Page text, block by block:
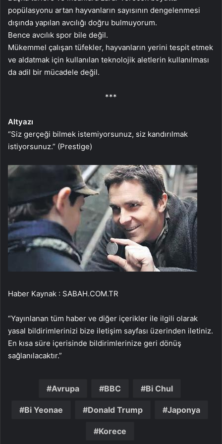
popülasyonu artan hayvanların sayısının dengelenmesi
dışında yapılan avcılığı doğru bulmuyorum.
Bence avcılık spor bile değil.
Mükemmel çalışan tüfekler, hayvanların yerini tespit etmek
ve aldatmak için kullanılan teknolojik aletlerin kullanılması
da adil bir mücadele değil.
***
Altyazı
“Siz gerçeği bilmek istemiyorsunuz, siz kandırılmak
istiyorsunuz.” (Prestige)
Haber Kaynak : SABAH.COM.TR
“Yayınlanan tüm haber ve diğer içerikler ile ilgili olarak
yasal bildirimlerinizi bize iletişim sayfası üzerinden iletiniz.
En kısa süre içerisinde bildirimlerinize geri dönüş
sağlanılacaktır.”
Avrupa BBC Bi Chul
Bi Yeonae Donald Trump Japonya
Korece